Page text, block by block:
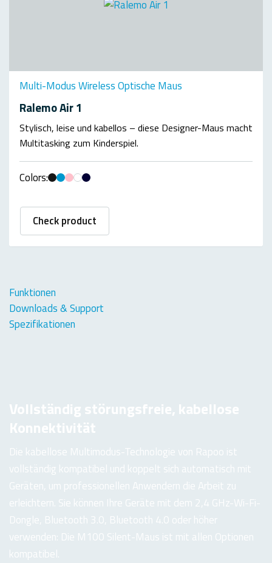
Multi-Modus Wireless Optische Maus
Ralemo Air 1
Stylisch, leise und kabellos – diese Designer-Maus macht
Multitasking zum Kinderspiel.
Colors:
Check product
Funktionen
Downloads & Support
Spezifikationen
Vollständig störungsfreie, kabellose
Konnektivität
Die kabellose Multimodus-Technologie von Rapoo ist
vollständig kompatibel und koppelt sich automatisch mit
Geräten, um professionellen Anwendern die Arbeit zu
erleichtern. Sie können Ihre Geräte mit dem 2,4 GHz-Wi-Fi-
Dongle, Bluetooth 3.0, Bluetooth 4.0 oder höher
verwenden: Die M100 Silent-Maus ist mit allen Optionen
kompatibel.